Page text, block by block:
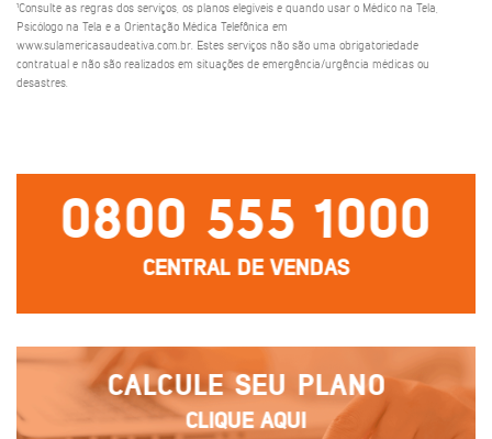
¹Consulte as regras dos serviços, os planos elegíveis e quando usar o Médico na Tela,
Psicólogo na Tela e a Orientação Médica Telefônica em
www.sulamericasaudeativa.com.br. Estes serviços não são uma obrigatoriedade
contratual e não são realizados em situações de emergência/urgência médicas ou
desastres.
0800 555 1000
CENTRAL DE VENDAS
CALCULE SEU PLANO
CLIQUE AQUI